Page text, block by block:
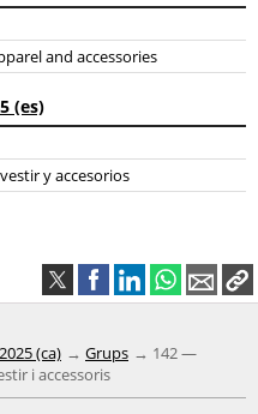
and accessories
(es)
y accesorios
(ca) Grups
142 —
i accessoris